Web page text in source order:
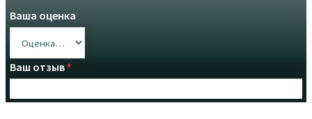
Ваша оценка
Ваш отзыв*